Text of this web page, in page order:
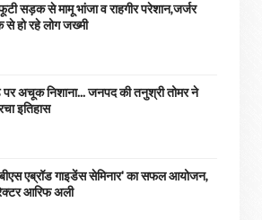
सड़क से मामू भांजा व राहगीर परेशान,जर्जर
हो रहे लोग जख्मी
पर अचूक निशाना... जनपद की तनुश्री तोमर ने
इतिहास
एब्रॉड गाइडेंस सेमिनार' का सफल आयोजन,
आरिफ अली